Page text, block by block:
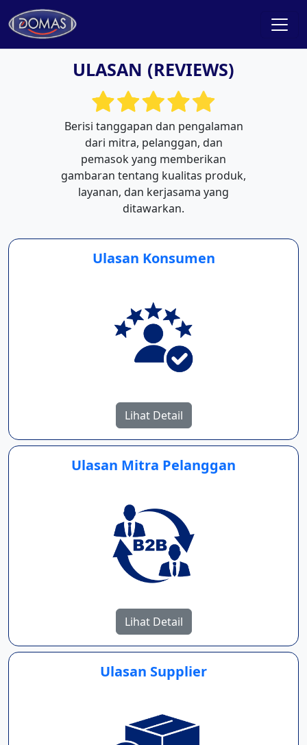
ULASAN (REVIEWS)
Berisi tanggapan dan pengalaman
dari mitra, pelanggan, dan
pemasok yang memberikan
gambaran tentang kualitas produk,
layanan, dan kerjasama yang
ditawarkan.
Ulasan Konsumen
Lihat Detail
Ulasan Mitra Pelanggan
Lihat Detail
Ulasan Supplier